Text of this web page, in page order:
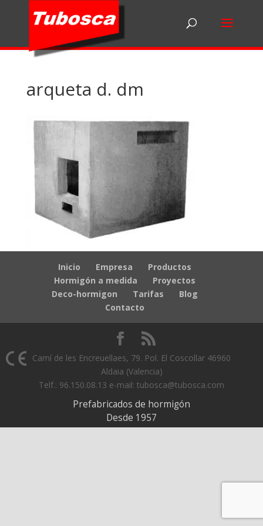
arqueta d. dm
Inicio Empresa
Productos
Hormigón a medida
Proyectos
Deco-hormigon
Tarifas
Blog
Contacto
Camí de les Encreuellaes, 79. Pol. El Coscollar 46960
Aldaia (Valencia)
Telf.: 96.150.08.13 e-mail: tubosca@tubosca.com
Prefabricados de hormigón
Desde 1957